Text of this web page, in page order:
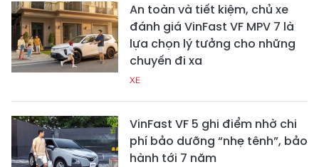
An toàn và tiết kiệm, chủ xe
đánh giá VinFast VF MPV 7 là
lựa chọn lý tưởng cho những
chuyến đi xa
XE
VinFast VF 5 ghi điểm nhờ chi
phí bảo dưỡng “nhẹ tênh”, bảo
hành tới 7 năm